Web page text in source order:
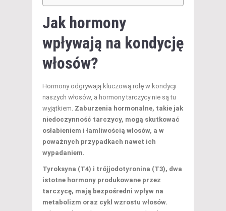
Jak hormony
wpływają na kondycję
włosów?
Hormony odgrywają kluczową rolę w kondycji
naszych włosów, a hormony tarczycy nie są tu
wyjątkiem. Zaburzenia hormonalne, takie jak
niedoczynność tarczycy, mogą skutkować
osłabieniem i łamliwością włosów, a w
poważnych przypadkach nawet ich
wypadaniem.
Tyroksyna (T4) i trójjodotyronina (T3), dwa
istotne hormony produkowane przez
tarczycę, mają bezpośredni wpływ na
metabolizm oraz cykl wzrostu włosów.